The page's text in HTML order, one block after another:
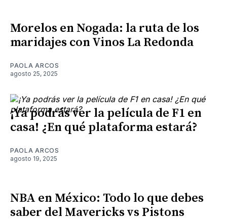
Morelos en Nogada: la ruta de los
maridajes con Vinos La Redonda
PAOLA ARCOS
agosto 25, 2025
¡Ya podrás ver la película de F1 en
casa! ¿En qué plataforma estará?
PAOLA ARCOS
agosto 19, 2025
NBA en México: Todo lo que debes
saber del Mavericks vs Pistons